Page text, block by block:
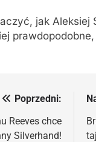
jak
Poprzedni:
Reeves chce
Silverhand!